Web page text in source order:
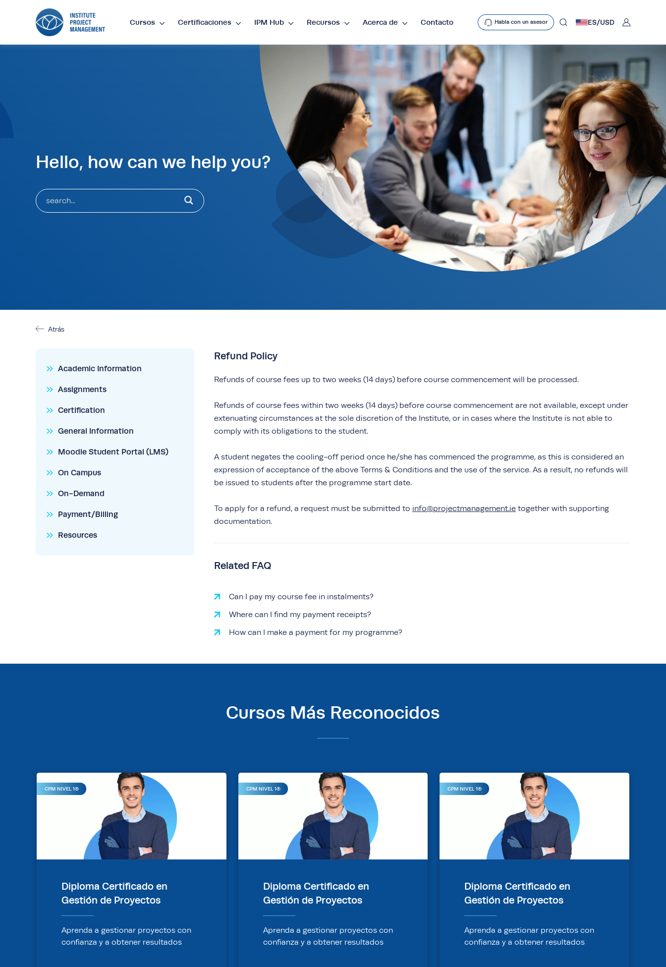
mobclose
EUR د.إ AED $•AUD
Cursos Certificaciones IPM Hub Recursos Acerca de Contacto Habla con un asesor ES/USD User
Hello, how can we help you?
Atrás
Academic Information
Assignments
Certification
General Information
Moodle Student Portal (LMS)
On Campus
On-Demand
Payment/Billing
Resources
Refund Policy
Refunds of course fees up to two weeks (14 days) before course commencement will be processed.
Refunds of course fees within two weeks (14 days) before course commencement are not available, except under
extenuating circumstances at the sole discretion of the Institute, or in cases where the Institute is not able to
comply with its obligations to the student.
A student negates the cooling-off period once he/she has commenced the programme, as this is considered an
expression of acceptance of the above Terms & Conditions and the use of the service. As a result, no refunds will
be issued to students after the programme start date.
To apply for a refund, a request must be submitted to info@projectmanagement.ie together with supporting
documentation.
Related FAQ
Can I pay my course fee in instalments?
Where can I find my payment receipts?
How can I make a payment for my programme?
Cursos Más Reconocidos
CPM NIVEL 1®
Diploma Certificado en
Gestión de Proyectos
Aprenda a gestionar proyectos con
confianza y a obtener resultados
CPM NIVEL 1®
Diploma Certificado en
Gestión de Proyectos
Aprenda a gestionar proyectos con
confianza y a obtener resultados
CPM NIVEL 1®
Diploma Certificado en
Gestión de Proyectos
Aprenda a gestionar proyectos con
confianza y a obtener resultados